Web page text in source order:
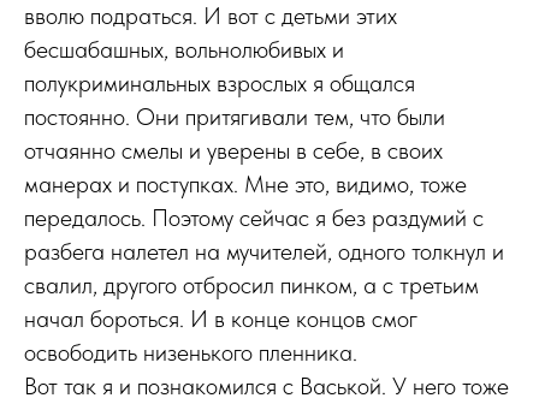
вволю подраться. И вот с детьми этих
бесшабашных, вольнолюбивых и
полукриминальных взрослых я общался
постоянно. Они притягивали тем, что были
отчаянно смелы и уверены в себе, в своих
манерах и поступках. Мне это, видимо, тоже
передалось. Поэтому сейчас я без раздумий с
разбега налетел на мучителей, одного толкнул и
свалил, другого отбросил пинком, а с третьим
начал бороться. И в конце концов смог
освободить низенького пленника.
Вот так я и познакомился с Васькой. У него тоже